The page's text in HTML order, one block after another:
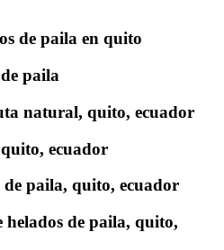
de paila en quito
paila
natural, quito, ecuador
ecuador
de paila, quito, ecuador
helados de paila, quito,